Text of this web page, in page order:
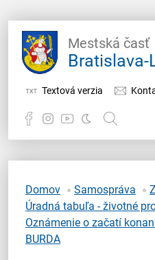
Mestská časť
Bratislava-
Textová verzia
Samospráva
Miestny úrad
O Lamači
Domov Samospráva
Úradná tabuľa - životné
Oznámenie o začatí
BURDA